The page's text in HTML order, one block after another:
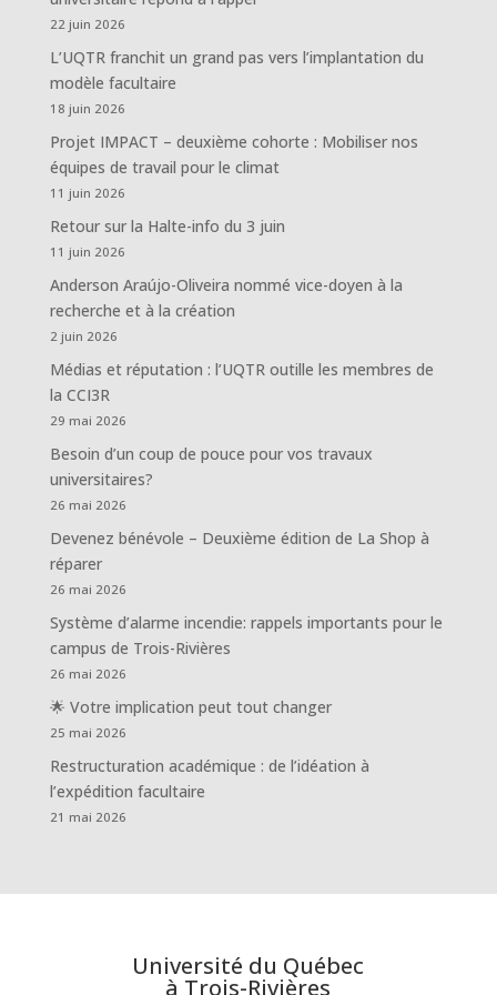
22 juin 2026
L’UQTR franchit un grand pas vers l’implantation du
modèle facultaire
18 juin 2026
Projet IMPACT – deuxième cohorte : Mobiliser nos
équipes de travail pour le climat
11 juin 2026
Retour sur la Halte-info du 3 juin
11 juin 2026
Anderson Araújo-Oliveira nommé vice-doyen à la
recherche et à la création
2 juin 2026
Médias et réputation : l’UQTR outille les membres de
la CCI3R
29 mai 2026
Besoin d’un coup de pouce pour vos travaux
universitaires?
26 mai 2026
Devenez bénévole – Deuxième édition de La Shop à
réparer
26 mai 2026
Système d’alarme incendie: rappels importants pour le
campus de Trois-Rivières
26 mai 2026
🌟 Votre implication peut tout changer
25 mai 2026
Restructuration académique : de l’idéation à
l’expédition facultaire
21 mai 2026
Université du Québec
à Trois-Rivières